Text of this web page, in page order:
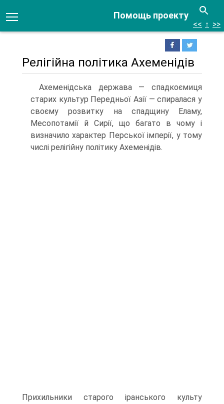
Помощь проекту
<< ↑ >>
Релігійна політика Ахеменідів
Ахеменідська держава — спадкоємиця
старих культур Передньої Азії — спирала­ся у
своєму розвитку на спадщину Еламу,
Месопотамії й Сирії, що багато в чому і
визначило характер Перської імперії, у тому
числі релігійну політику Ахеменідів.
Прихильники старого іранського культу